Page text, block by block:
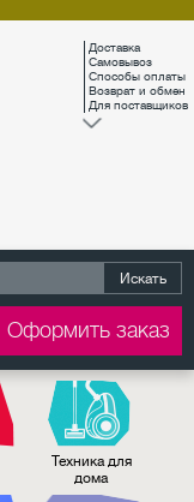
Доставка
Самовывоз
Способы оплаты
Возврат и обмен
Для поставщиков
Искать
Оформить заказ
Техника для
дома